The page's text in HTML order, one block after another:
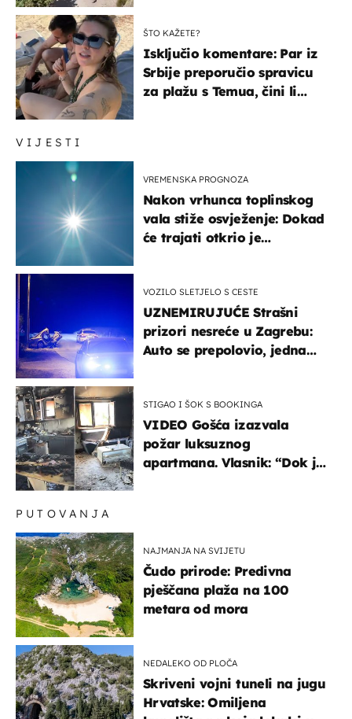
VIJESTI
VREMENSKA PROGNOZA
Nakon vrhunca toplinskog
vala stiže osvježenje: Dokad
će trajati otkrio je
VOZILO SLETJELO S CESTE
UZNEMIRUJUĆE Strašni
prizori nesreće u Zagrebu:
Auto se prepolovio, jedna
STIGAO I ŠOK S BOOKINGA
VIDEO Gošća izazvala
požar luksuznog
apartmana. Vlasnik: “Dok je
ŠTO KAŽETE?
Isključio komentare: Par iz
Srbije preporučio spravicu
za plažu s Temua, čini li
PUTOVANJA
NAJMANJA NA SVIJETU
Čudo prirode: Predivna
pješčana plaža na 100
metara od mora
NEDALEKO OD PLOČA
Skriveni vojni tuneli na jugu
Hrvatske: Omiljena